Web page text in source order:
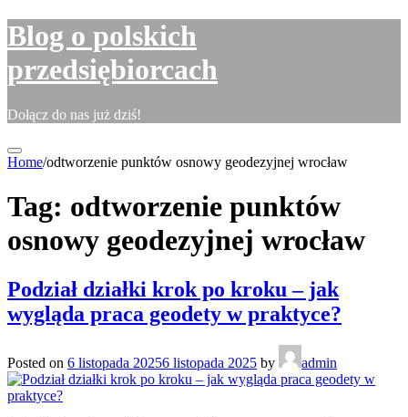
Skip
to
Blog o polskich
przedsiębiorcach
Dołącz do nas już dziś!
Home/odtworzenie punktów osnowy geodezyjnej wrocław
Tag: odtworzenie punktów
osnowy geodezyjnej wrocław
Podział działki krok po kroku – jak
wygląda praca geodety w praktyce?
Posted on 6 listopada 20256 listopada 2025 by admin